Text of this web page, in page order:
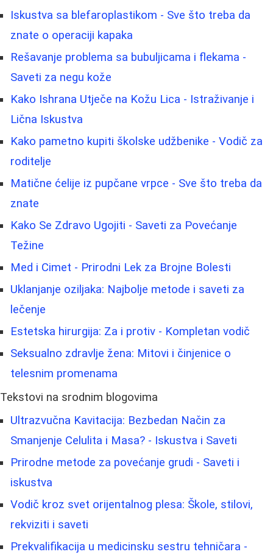
Iskustva sa blefaroplastikom - Sve što treba da
znate o operaciji kapaka
Rešavanje problema sa bubuljicama i flekama -
Saveti za negu kože
Kako Ishrana Utječe na Kožu Lica - Istraživanje i
Lična Iskustva
Kako pametno kupiti školske udžbenike - Vodič za
roditelje
Matične ćelije iz pupčane vrpce - Sve što treba da
znate
Kako Se Zdravo Ugojiti - Saveti za Povećanje
Težine
Med i Cimet - Prirodni Lek za Brojne Bolesti
Uklanjanje oziljaka: Najbolje metode i saveti za
lečenje
Estetska hirurgija: Za i protiv - Kompletan vodič
Seksualno zdravlje žena: Mitovi i činjenice o
telesnim promenama
Tekstovi na srodnim blogovima
Ultrazvučna Kavitacija: Bezbedan Način za
Smanjenje Celulita i Masa? - Iskustva i Saveti
Prirodne metode za povećanje grudi - Saveti i
iskustva
Vodič kroz svet orijentalnog plesa: Škole, stilovi,
rekviziti i saveti
Prekvalifikacija u medicinsku sestru tehničara -